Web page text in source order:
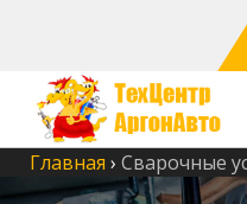
Главная › Сварочные